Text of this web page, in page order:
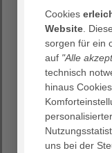
Multi-
Medikamente)
Fehl-/
Inkontinenz
Chronische
Depressionen/
Starke
Ausgeprägte
Cookies
Website .
sorgen für ein
auf "Alle
technisch
hinaus
uns bei der